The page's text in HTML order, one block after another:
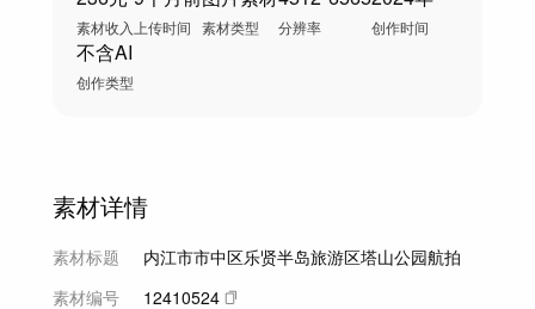
素材收入 上传时间 素材类型 分辨率 创作时间
不含AI
创作类型
素材详情
素材标题
内江市市中区乐贤半岛旅游区塔山公园航拍
素材编号
12410524